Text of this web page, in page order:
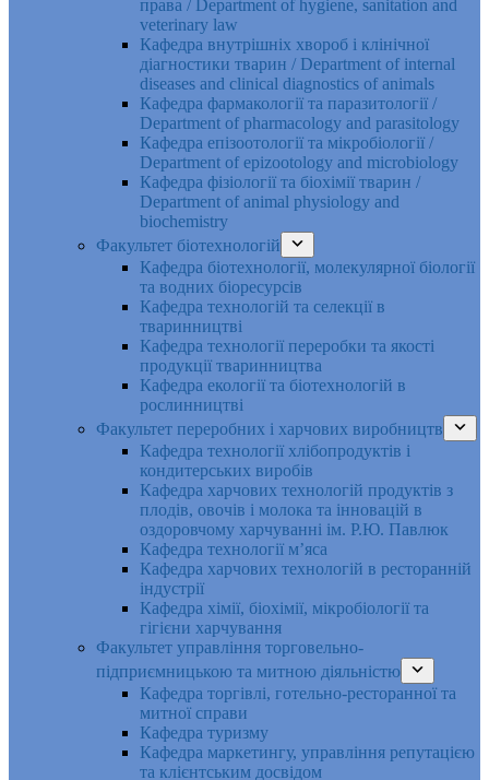
права / Department of hygiene, sanitation and
veterinary law
Кафедра внутрішніх хвороб і клінічної
діагностики тварин / Department of internal
diseases and clinical diagnostics of animals
Кафедра фармакології та паразитології /
Department of pharmacology and parasitology
Кафедра епізоотології та мікробіології /
Department of epizootology and microbiology
Кафедра фізіології та біохімії тварин /
Department of animal physiology and
biochemistry
Факультет біотехнологій
Кафедра біотехнології, молекулярної біології
та водних біоресурсів
Кафедра технологій та селекції в
тваринництві
Кафедра технології переробки та якості
продукції тваринництва
Кафедра екології та біотехнологій в
рослинництві
Факультет переробних і харчових виробництв
Кафедра технології хлібопродуктів і
кондитерських виробів
Кафедра харчових технологій продуктів з
плодів, овочів і молока та інновацій в
оздоровчому харчуванні ім. Р.Ю. Павлюк
Кафедра технології м’яса
Кафедра харчових технологій в ресторанній
індустрії
Кафедра хімії, біохімії, мікробіології та
гігієни харчування
Факультет управління торговельно-
підприємницькою та митною діяльністю
Кафедра торгівлі, готельно-ресторанної та
митної справи
Кафедра туризму
Кафедра маркетингу, управління репутацією
та клієнтським досвідом